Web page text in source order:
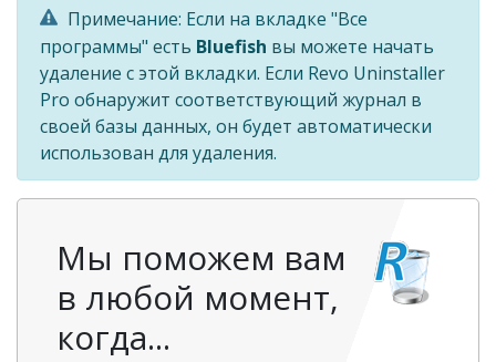
Примечание: Если на вкладке "Все
программы" есть Bluefish вы можете начать
удаление с этой вкладки. Если Revo Uninstaller
Pro обнаружит соответствующий журнал в
своей базы данных, он будет автоматически
использован для удаления.
Мы поможем вам
в любой момент,
когда...